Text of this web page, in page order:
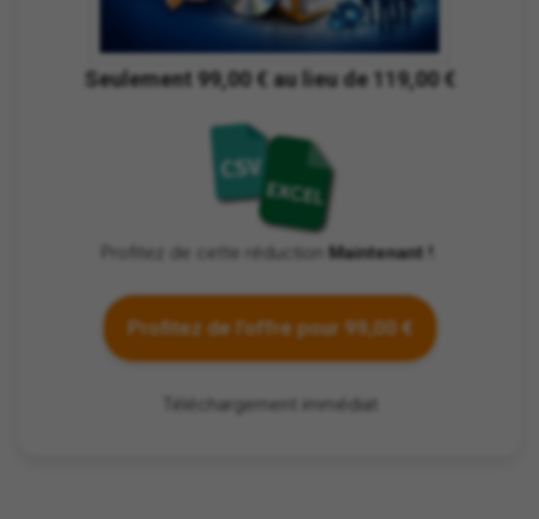
Seulement 99,00 € au lieu de 119,00 €
Profitez de cette réduction Maintenant !
Profitez de l'offre pour 99,00 €
Téléchargement immédiat